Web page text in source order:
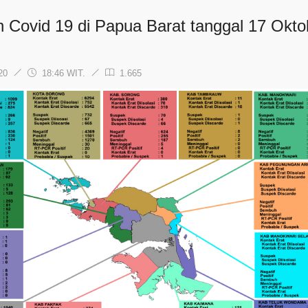
Covid 19 di Papua Barat tanggal 17
18:46 WIT. 1.665